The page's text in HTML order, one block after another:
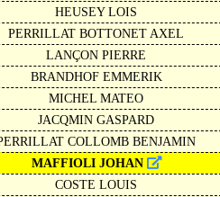
HEUSEY LOIS
PERRILLAT BOTTONET AXEL
LANÇON PIERRE
BRANDHOF EMMERIK
MICHEL MATEO
JACQMIN GASPARD
COLLOMB BENJAMIN
MAFFIOLI JOHAN
COSTE LOUIS